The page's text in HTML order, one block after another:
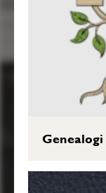
Genealogi